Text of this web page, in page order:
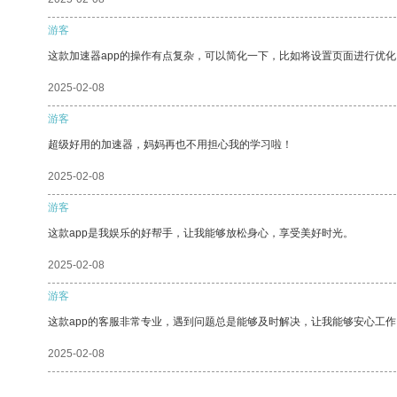
游客
这款加速器app的操作有点复杂，可以简化一下，比如将设置页面进行优
2025-02-08
游客
超级好用的加速器，妈妈再也不用担心我的学习啦！
2025-02-08
游客
这款app是我娱乐的好帮手，让我能够放松身心，享受美好时光。
2025-02-08
游客
这款app的客服非常专业，遇到问题总是能够及时解决，让我能够安心工
2025-02-08